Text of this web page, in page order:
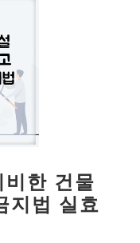
한 건물
지법 실효